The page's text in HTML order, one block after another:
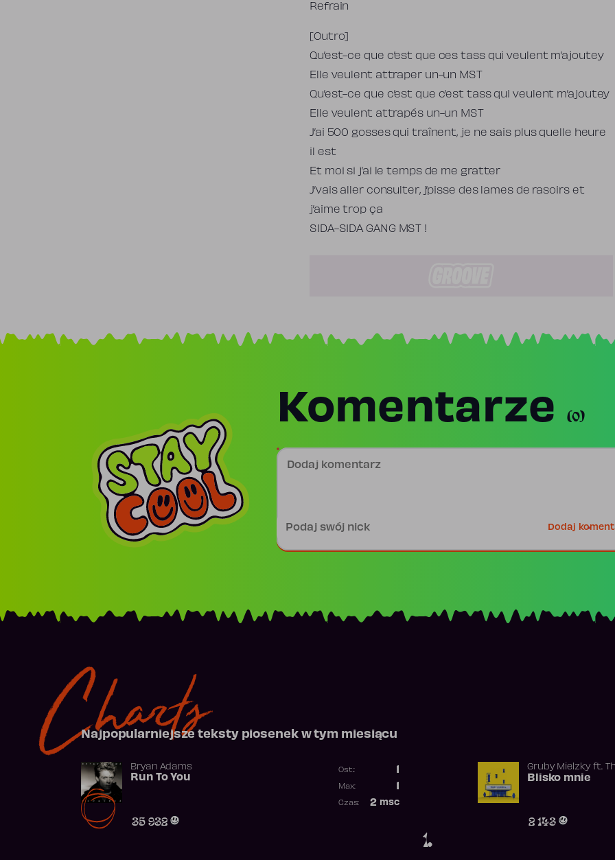
Refrain
[Outro]
Qu’est-ce que c’est que ces tass qui veulent m’ajoutey
Elle veulent attraper un-un MST
Qu’est-ce que c’est que c’est tass qui veulent m’ajoutey
Elle veulent attrapés un-un MST
J’ai 500 gosses qui traînent, je ne sais plus quelle heure
il est
Et moi si j’ai le temps de me gratter
J’vais aller consulter, j’pisse des lames de rasoirs et
j’aime trop ça
SIDA-SIDA GANG MST !
Komentarze (0)
Dodaj komentarz
Dodaj
Charts
Najpopularniejsze teksty piosenek w tym miesiącu
1.
Bryan Adams
Run To You
35 932
Ost.:
Max:
2 msc
Czas:
Gruby Mielzkyft.
Blisko mnie
2 143